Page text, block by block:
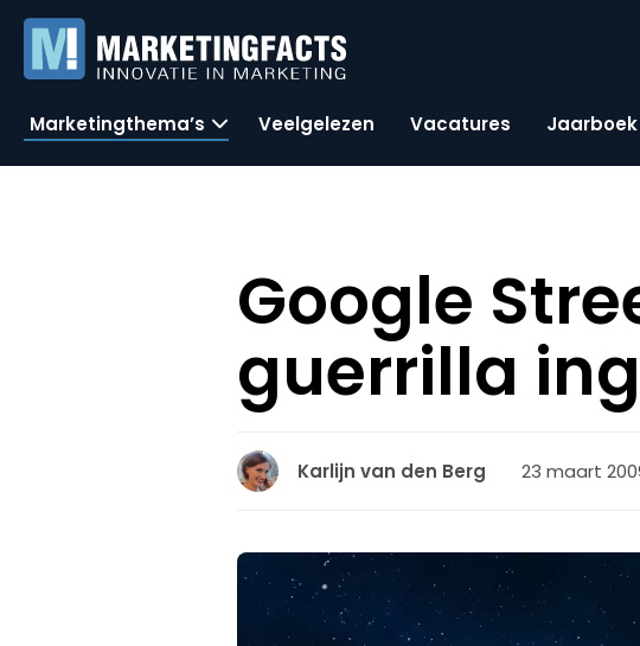
Marketingthema’s Veelgelezen Vacatures Jaarboek
Google
guerrilla
Karlijn van den Berg 23 maart